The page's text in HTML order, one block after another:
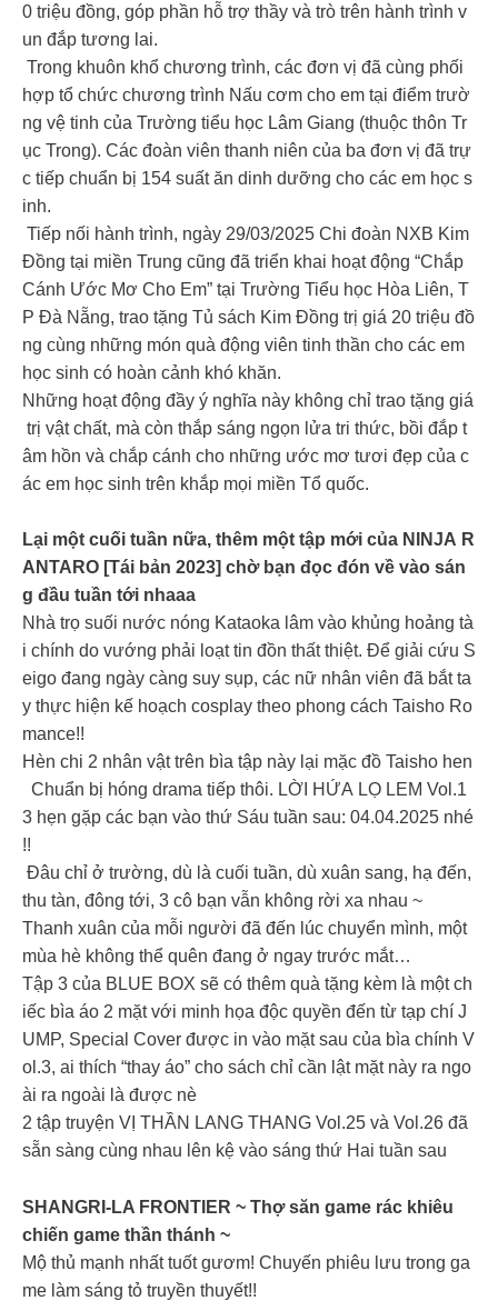
0 triệu đồng, góp phần hỗ trợ thầy và trò trên hành trình v
un đắp tương lai.
Trong khuôn khổ chương trình, các đơn vị đã cùng phối
hợp tổ chức chương trình Nấu cơm cho em tại điểm trườ
ng vệ tinh của Trường tiểu học Lâm Giang (thuộc thôn Tr
ục Trong). Các đoàn viên thanh niên của ba đơn vị đã trự
c tiếp chuẩn bị 154 suất ăn dinh dưỡng cho các em học s
inh.
Tiếp nối hành trình, ngày 29/03/2025 Chi đoàn NXB Kim
Đồng tại miền Trung cũng đã triển khai hoạt động “Chắp
Cánh Ước Mơ Cho Em” tại Trường Tiểu học Hòa Liên, T
P Đà Nẵng, trao tặng Tủ sách Kim Đồng trị giá 20 triệu đồ
ng cùng những món quà động viên tinh thần cho các em
học sinh có hoàn cảnh khó khăn.
Những hoạt động đầy ý nghĩa này không chỉ trao tặng giá
trị vật chất, mà còn thắp sáng ngọn lửa tri thức, bồi đắp t
âm hồn và chắp cánh cho những ước mơ tươi đẹp của c
ác em học sinh trên khắp mọi miền Tổ quốc.
Lại một cuối tuần nữa, thêm một tập mới của NINJA R
ANTARO [Tái bản 2023] chờ bạn đọc đón về vào sán
g đầu tuần tới nhaaa
Nhà trọ suối nước nóng Kataoka lâm vào khủng hoảng tà
i chính do vướng phải loạt tin đồn thất thiệt. Để giải cứu S
eigo đang ngày càng suy sụp, các nữ nhân viên đã bắt ta
y thực hiện kế hoạch cosplay theo phong cách Taisho Ro
mance!!
Hèn chi 2 nhân vật trên bìa tập này lại mặc đồ Taisho hen
Chuẩn bị hóng drama tiếp thôi. LỜI HỨA LỌ LEM Vol.1
3 hẹn gặp các bạn vào thứ Sáu tuần sau: 04.04.2025 nhé
!!
Đâu chỉ ở trường, dù là cuối tuần, dù xuân sang, hạ đến,
thu tàn, đông tới, 3 cô bạn vẫn không rời xa nhau ~
Thanh xuân của mỗi người đã đến lúc chuyển mình, một
mùa hè không thể quên đang ở ngay trước mắt…
Tập 3 của BLUE BOX sẽ có thêm quà tặng kèm là một ch
iếc bìa áo 2 mặt với minh họa độc quyền đến từ tạp chí J
UMP, Special Cover được in vào mặt sau của bìa chính V
ol.3, ai thích “thay áo” cho sách chỉ cần lật mặt này ra ngo
ài ra ngoài là được nè
2 tập truyện VỊ THẦN LANG THANG Vol.25 và Vol.26 đã
sẵn sàng cùng nhau lên kệ vào sáng thứ Hai tuần sau
SHANGRI-LA FRONTIER ~ Thợ săn game rác khiêu
chiến game thần thánh ~
Mộ thủ mạnh nhất tuốt gươm! Chuyến phiêu lưu trong ga
me làm sáng tỏ truyền thuyết!!